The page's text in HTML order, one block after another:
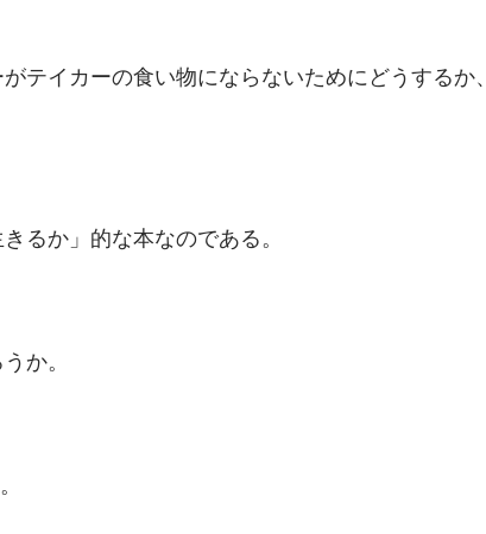
テイカーの食い物にならないためにどうするか、
るか」的な本なのである。
か。